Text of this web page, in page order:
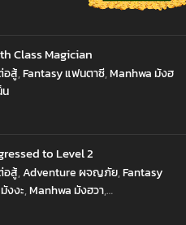
Class Magician
อสู้,Fantasy แฟนตาซี,Manhwa มังฮ
น
to Level 2
อสู้,Adventure ผจญภัย,Fantasy
งงะ,Manhwa มังฮวา,
ใหม่